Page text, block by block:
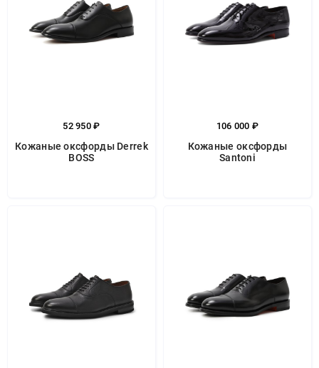
52 950 ₽
Кожаные оксфорды Derrek
BOSS
106 000 ₽
Кожаные оксфорды
Santoni